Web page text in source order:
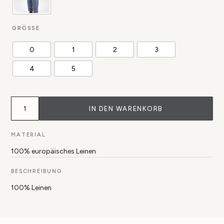
GRÖSSE
0 1 2 3
4 5
Hose
Geishan
Menge
IN DEN WARENKORB
MATERIAL
100% europäisches Leinen
BESCHREIBUNG
100% Leinen